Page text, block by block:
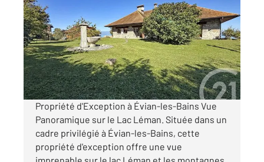
306,96 m
Ref : 156497
Maison à vendre
1 390 000 €
Visiter le site dédié
Propriété d'Exception à Évian-les-Bains Vue
Panoramique sur le Lac Léman. Située dans un
cadre privilégié à Évian-les-Bains, cette
propriété d'exception offre une vue
imprenable sur le lac Léman et les montagnes